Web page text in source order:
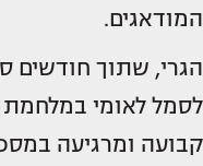
המודאגים.
הגרי, שתוך חודשים
לסמל לאומי במלחמת
קבועה ומרגיעה